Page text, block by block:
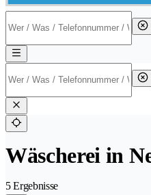
Wäscherei in
5 Ergebnisse